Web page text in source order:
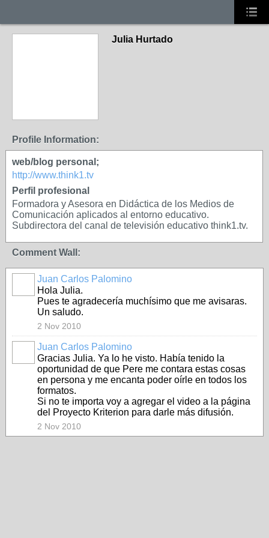
Julia Hurtado
Profile Information:
web/blog personal;
http://www.think1.tv
Perfil profesional
Formadora y Asesora en Didáctica de los Medios de
Comunicación aplicados al entorno educativo.
Subdirectora del canal de televisión educativo think1.tv.
Comment Wall:
Juan Carlos Palomino
Hola Julia.
Pues te agradecería muchísimo que me avisaras.
Un saludo.
2 Nov 2010
Juan Carlos Palomino
Gracias Julia. Ya lo he visto. Había tenido la
oportunidad de que Pere me contara estas cosas
en persona y me encanta poder oírle en todos los
formatos.
Si no te importa voy a agregar el video a la página
del Proyecto Kriterion para darle más difusión.
2 Nov 2010